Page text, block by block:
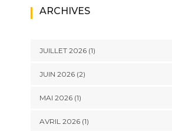
ARCHIVES
JUILLET 2026(1)
JUIN 2026(2)
MAI 2026(1)
AVRIL 2026(1)